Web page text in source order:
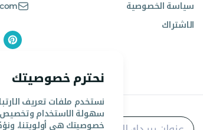
نحترم خصوصيتك
نستخدم ملفات تعريف
سهولة الاستخدام وتخصيص
خصوصيتك هي أولويتنا،
سياسة الخصوصية
الاشتراك